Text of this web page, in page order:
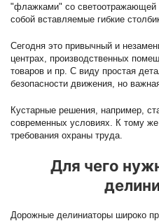
"флажками" со светоотражающей
собой вставляемые гибкие
Сегодня это привычный и
центрах, производственных
товаров и пр. С виду простая
безопасности движения, но
Кустарные решения, например,
современных условиях. К тому
требования охраны труда.
Для чего
Дорожные делиниаторы широко